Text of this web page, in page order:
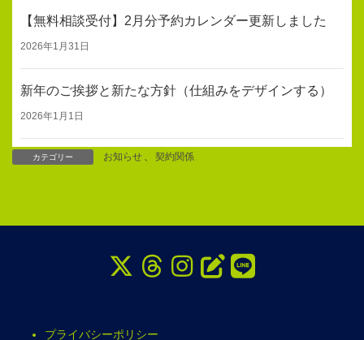
【無料相談受付】2月分予約カレンダー更新しました
2026年1月31日
新年のご挨拶と新たな方針（仕組みをデザインする）
2026年1月1日
カテゴリー お知らせ 、 契約関係
プライバシーポリシー